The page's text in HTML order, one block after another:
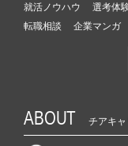
就活ノウハウ 選考体
転職相談
企業マンガ
ABOUT チアキ